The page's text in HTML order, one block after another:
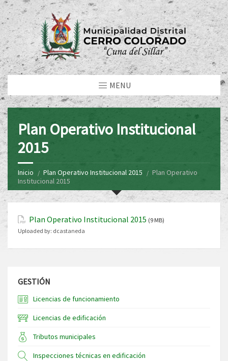
MENU
Plan Operativo Institucional
2015
Inicio Plan Operativo Institucional 2015
Plan Operativo
Institucional 2015
Plan Operativo Institucional 2015 (9 MB)
Uploaded by: dcastaneda
GESTIÓN
Licencias de funcionamiento
Licencias de edificación
Tributos municipales
Inspecciones técnicas en edificación